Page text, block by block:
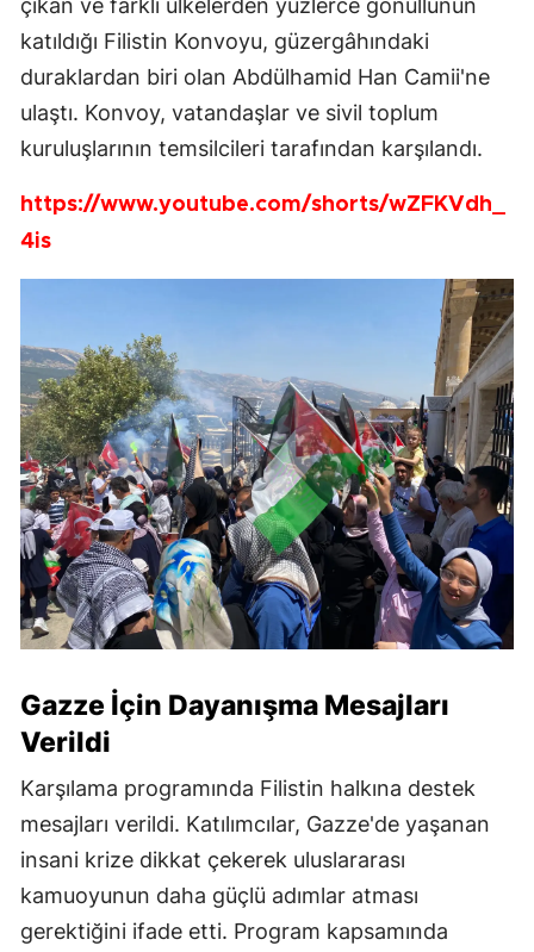
çıkan ve farklı ülkelerden yüzlerce gönüllünün
katıldığı Filistin Konvoyu, güzergâhındaki
duraklardan biri olan Abdülhamid Han Camii'ne
ulaştı. Konvoy, vatandaşlar ve sivil toplum
kuruluşlarının temsilcileri tarafından karşılandı.
https://www.youtube.com/shorts/wZFKVdh_
4is
Gazze İçin Dayanışma Mesajları
Verildi
Karşılama programında Filistin halkına destek
mesajları verildi. Katılımcılar, Gazze'de yaşanan
insani krize dikkat çekerek uluslararası
kamuoyunun daha güçlü adımlar atması
gerektiğini ifade etti. Program kapsamında